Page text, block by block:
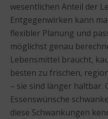
wesentlichen Anteil der
Entgegenwirken kann
flexibler Planung und
möglichst genau
Lebensmittel braucht,
besten zu frischen,
– sie sind länger haltbar.
Essenswünsche
diese Schwankungen